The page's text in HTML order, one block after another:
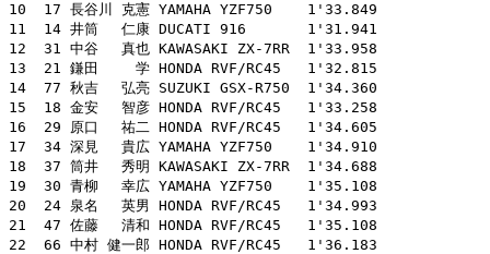
10  17 長谷川 克憲 YAMAHA YZF750    1'33.849
11  14 井筒　 仁康 DUCATI 916       1'31.941
12  31 中谷　 真也 KAWASAKI ZX-7RR  1'33.958
13  21 鎌田　　 学 HONDA RVF/RC45   1'32.815
14  77 秋吉　 弘亮 SUZUKI GSX-R750  1'34.360
15  18 金安　 智彦 HONDA RVF/RC45   1'33.258
16  29 原口　 祐二 HONDA RVF/RC45   1'34.605
17  34 深見　 貴広 YAMAHA YZF750    1'34.910
18  37 筒井　 秀明 KAWASAKI ZX-7RR  1'34.688
19  30 青柳　 幸広 YAMAHA YZF750    1'35.108
20  24 泉名　 英男 HONDA RVF/RC45   1'34.993
21  47 佐藤　 清和 HONDA RVF/RC45   1'35.108
22  66 中村 健一郎 HONDA RVF/RC45   1'36.183